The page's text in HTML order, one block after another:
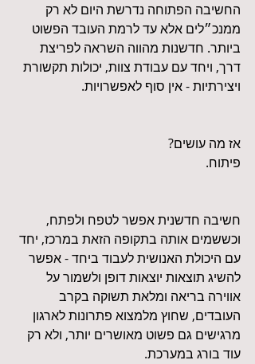
החשיבה הפתוחה נדרשת היום לא רק
ממנכ״לים אלא עד לרמת העובד הפשוט
ביותר. חדשנות מהווה השראה לפריצת
דרך, ויחד עם עבודת צוות, יכולות תקשורת
ויצירתיות - אין סוף לאפשרויות.
אז מה עושים?
פיתוח.
חשיבה חדשנית אפשר לטפח ולפתח,
וכששמים אותה בתקופה הזאת במרכז, יחד
עם היכולת האנושית לעבוד ביחד - אפשר
להשיג תוצאות יוצאות דופן ולשמור על
אווירה בריאה ומלאת תשוקה בקרב
העובדים, שחוץ מלמצוא פתרונות לארגון
מרגישים גם פשוט מאושרים יותר, ולא רק
עוד בורג במערכת.